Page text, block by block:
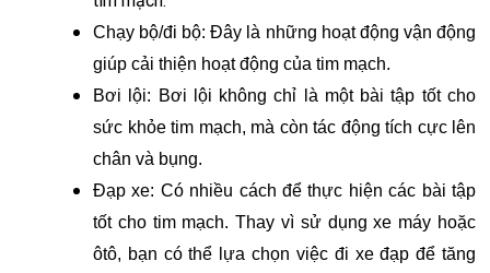
Chạy bộ/đi bộ: Đây là những hoạt động vận động
giúp cải thiện hoạt động của tim mạch.
Bơi lội: Bơi lội không chỉ là một bài tập tốt cho
sức khỏe tim mạch, mà còn tác động tích cực lên
chân và bụng.
Đạp xe: Có nhiều cách để thực hiện các bài tập
tốt cho tim mạch. Thay vì sử dụng xe máy hoặc
ôtô, bạn có thể lựa chọn việc đi xe đạp để tăng